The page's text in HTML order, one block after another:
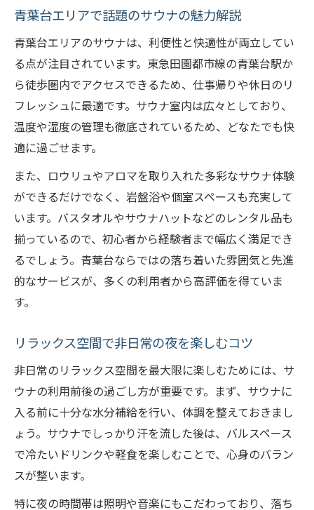
青葉台エリアで話題のサウナの魅力解説
青葉台エリアのサウナは、利便性と快適性が両立してい
る点が注目されています。東急田園都市線の青葉台駅か
ら徒歩圏内でアクセスできるため、仕事帰りや休日のリ
フレッシュに最適です。サウナ室内は広々としており、
温度や湿度の管理も徹底されているため、どなたでも快
適に過ごせます。
また、ロウリュやアロマを取り入れた多彩なサウナ体験
ができるだけでなく、岩盤浴や個室スペースも充実して
います。バスタオルやサウナハットなどのレンタル品も
揃っているので、初心者から経験者まで幅広く満足でき
るでしょう。青葉台ならではの落ち着いた雰囲気と先進
的なサービスが、多くの利用者から高評価を得ていま
す。
リラックス空間で非日常の夜を楽しむコツ
非日常のリラックス空間を最大限に楽しむためには、サ
ウナの利用前後の過ごし方が重要です。まず、サウナに
入る前に十分な水分補給を行い、体調を整えておきまし
ょう。サウナでしっかり汗を流した後は、バルスペース
で冷たいドリンクや軽食を楽しむことで、心身のバラン
スが整います。
特に夜の時間帯は照明や音楽にもこだわっており、落ち